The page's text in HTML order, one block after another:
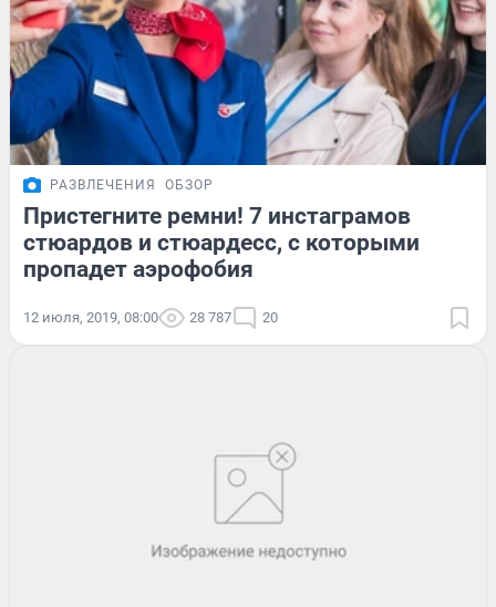
РАЗВЛЕЧЕНИЯ ОБЗОР
Пристегните ремни! 7 инстаграмов
стюардов и стюардесс, с которыми
пропадет аэрофобия
12 июля, 2019, 08:00 28 787 20